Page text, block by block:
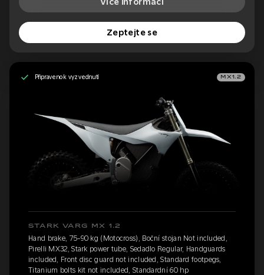
Zeptejte se
Připraveno k vyzvednutí MX1.2
STARK VARG MX 1.2
Hand brake, 75-90 kg (Motocross), Boční stojan Not included,
Pirelli MX32, Stark power tube, Sedadlo Regular, Handguards
included, Front disc guard not included, Standard footpegs,
Titanium bolts kit not included, Standardní 60 hp